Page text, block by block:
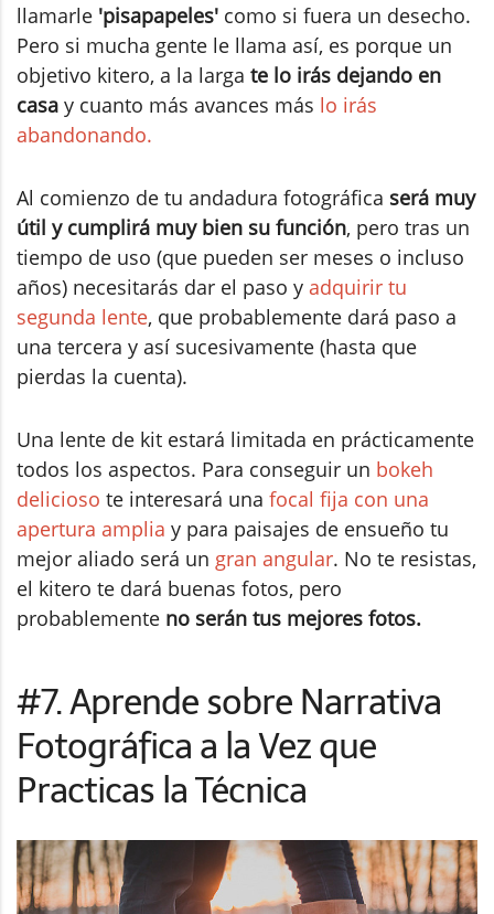
llamarle 'pisapapeles' como si fuera un desecho.
Pero si mucha gente le llama así, es porque un
objetivo kitero, a la larga te lo irás dejando en
casa y cuanto más avances más lo irás
abandonando.
Al comienzo de tu andadura fotográfica será muy
útil y cumplirá muy bien su función, pero tras un
tiempo de uso (que pueden ser meses o incluso
años) necesitarás dar el paso y adquirir tu
segunda lente, que probablemente dará paso a
una tercera y así sucesivamente (hasta que
pierdas la cuenta).
Una lente de kit estará limitada en prácticamente
todos los aspectos. Para conseguir un bokeh
delicioso te interesará una focal fija con una
apertura amplia y para paisajes de ensueño tu
mejor aliado será un gran angular. No te resistas,
el kitero te dará buenas fotos, pero
probablemente no serán tus mejores fotos.
#7. Aprende sobre Narrativa
Fotográfica a la Vez que
Practicas la Técnica